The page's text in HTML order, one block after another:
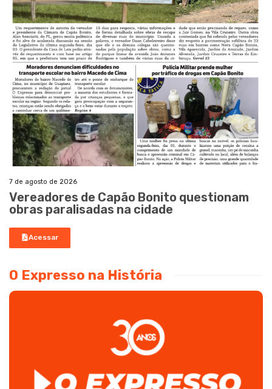
7 de agosto de 2026
Vereadores de Capão Bonito questionam
obras paralisadas na cidade
Acessar
O Expresso na História